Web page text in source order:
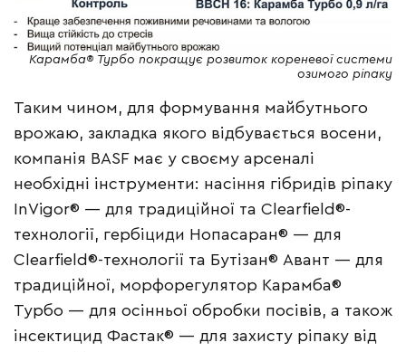
Карамба® Турбо покращує розвиток кореневої системи
озимого ріпаку
Таким чином, для формування майбутнього
врожаю, закладка якого відбувається восени,
компанія BASF має у своєму арсеналі
необхідні інструменти: насіння гібридів ріпаку
InVigor® — для традиційної та Clearfield®-
технології, гербіциди Нопасаран® — для
Clearfield®-технології та Бутізан® Авант — для
традиційної, морфорегулятор Карамба®
Турбо — для осінньої обробки посівів, а також
інсектицид Фастак® — для захисту ріпаку від